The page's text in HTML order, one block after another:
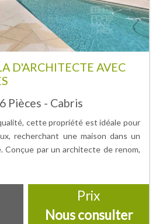
D'ARCHITECTE AVEC
Pièces - Cabris
cette propriété est idéale pour
recherchant une maison dans un
Conçue par un architecte de renom,
Prix
Nous consulter